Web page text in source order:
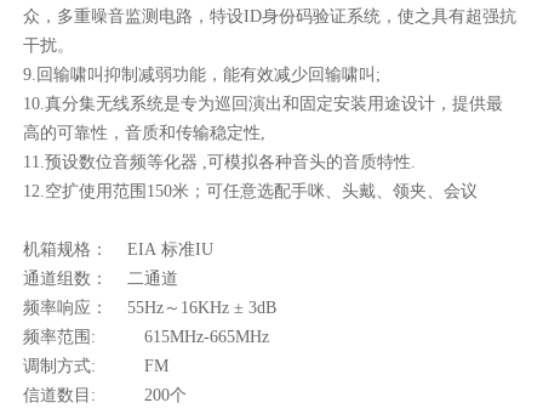
众，多重噪音监测电路，特设ID身份码验证系统，使之具有超强抗
干扰。
9.回输啸叫抑制减弱功能，能有效减少回输啸叫;
10.真分集无线系统是专为巡回演出和固定安装用途设计，提供最
高的可靠性，音质和传输稳定性,
11.预设数位音频等化器 ,可模拟各种音头的音质特性.
12.空扩使用范围150米；可任意选配手咪、头戴、领夹、会议
机箱规格： EIA 标准IU
通道组数： 二通道
频率响应： 55Hz～16KHz ± 3dB
频率范围: 615MHz-665MHz
调制方式: FM
信道数目: 200个